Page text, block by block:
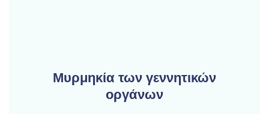
Μυρμηκία των γεννητικών
οργάνων